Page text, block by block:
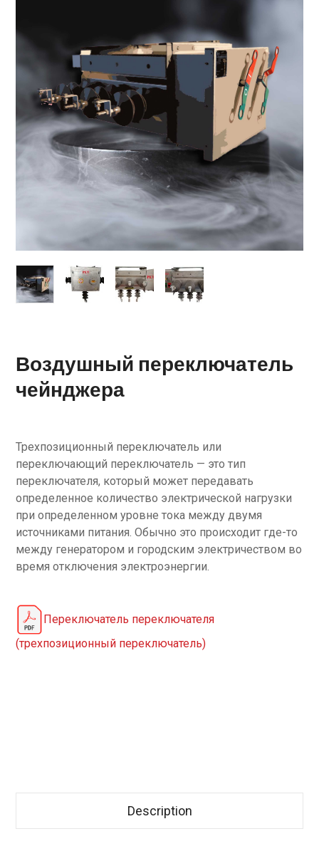
Воздушный переключатель
чейнджера
Трехпозиционный переключатель или
переключающий переключатель — это тип
переключателя, который может передавать
определенное количество электрической нагрузки
при определенном уровне тока между двумя
источниками питания. Обычно это происходит где-то
между генератором и городским электричеством во
время отключения электроэнергии.
Переключатель переключателя
(трехпозиционный переключатель)
Description